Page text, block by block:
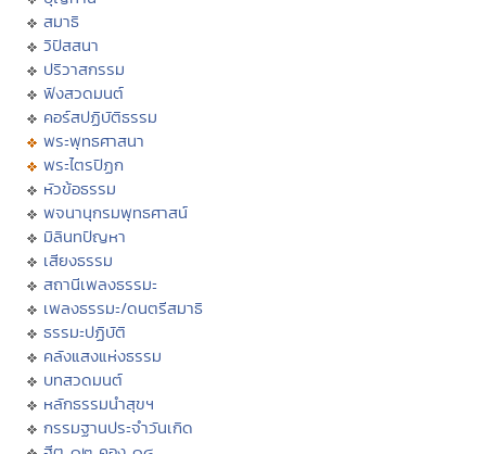
สมาธิ
วิปัสสนา
ปริวาสกรรม
ฟังสวดมนต์
คอร์สปฏิบัติธรรม
พระพุทธศาสนา
พระไตรปิฏก
หัวข้อธรรม
พจนานุกรมพุทธศาสน์
มิลินทปัญหา
เสียงธรรม
สถานีเพลงธรรมะ
เพลงธรรมะ/ดนตรีสมาธิ
ธรรมะปฏิบัติ
คลังแสงแห่งธรรม
บทสวดมนต์
หลักธรรมนำสุขฯ
กรรมฐานประจำวันเกิด